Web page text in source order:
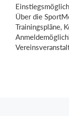
Über die
Trainingspläne,